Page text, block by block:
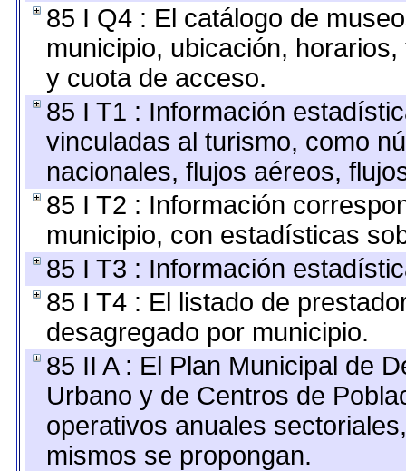
85 I Q4 : El catálogo de
municipio, ubicación,
y cuota de acceso.
85 I T1 : Información
vinculadas al turismo, como
nacionales, flujos aéreos,
85 I T2 : Información
municipio, con estadísticas
85 I T3 : Información
85 I T4 : El listado de
desagregado por municipio.
85 II A : El Plan Municipal de
Urbano y de Centros de
operativos anuales
mismos se propongan.